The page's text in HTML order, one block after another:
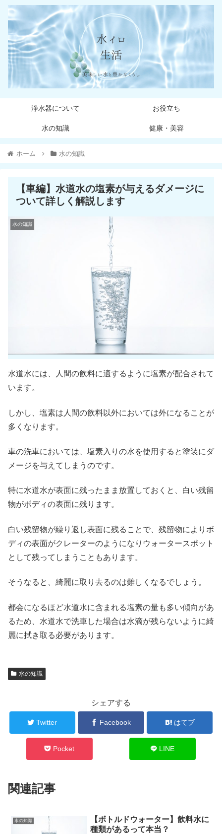
浄水器について お役立ち
水の知識 健康・美容
ホーム 水の知識
【車編】水道水の塩素が与えるダメージに
ついて詳しく解説します
水の知識
水道水には、人間の飲料に適するように塩素が配合されて
います。
しかし、塩素は人間の飲料以外においては外になることが
多くなります。
車の洗車においては、塩素入りの水を使用すると塗装にダ
メージを与えてしまうのです。
特に水道水が表面に残ったまま放置しておくと、白い残留
物がボディの表面に残ります。
白い残留物が繰り返し表面に残ることで、残留物によりボ
ディの表面がクレーターのようになりウォータースポット
として残ってしまうこともあります。
そうなると、綺麗に取り去るのは難しくなるでしょう。
都会になるほど水道水に含まれる塩素の量も多い傾向があ
るため、水道水で洗車した場合は水滴が残らないように綺
麗に拭き取る必要があります。
水の知識
シェアする
Twitter Facebook はてブ
Pocket LINE
関連記事
水の知識
【ボトルドウォーター】飲料水に
種類があるって本当？